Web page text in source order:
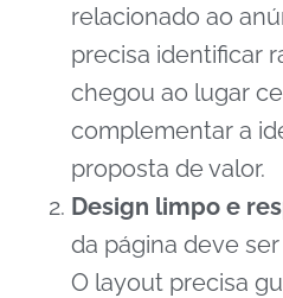
relacionado ao
precisa identificar
chegou ao lugar
complementar a
proposta de valor.
Design limpo e
da página deve
O layout precisa